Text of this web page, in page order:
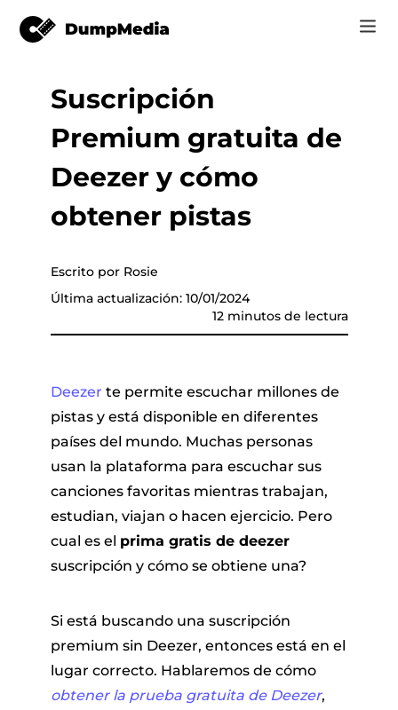
Music
música
YouTube
SoundCloud
Vídeo
Herramientas en línea
Spotify a mp3
Música de YouTube para MP3
Suno a MP3
Tienda
Soporte
Iniciar Sesión
Registrarse
Suscripción
Premium gratuita de
Deezer y cómo
obtener pistas
Escrito por Rosie
Última actualización: 10/01/2024
12 minutos de lectura
Deezer te permite escuchar millones de
pistas y está disponible en diferentes
países del mundo. Muchas personas
usan la plataforma para escuchar sus
canciones favoritas mientras trabajan,
estudian, viajan o hacen ejercicio. Pero
cual es el prima gratis de deezer
suscripción y cómo se obtiene una?
Si está buscando una suscripción
premium sin Deezer, entonces está en el
lugar correcto. Hablaremos de cómo
obtener la prueba gratuita de Deezer,